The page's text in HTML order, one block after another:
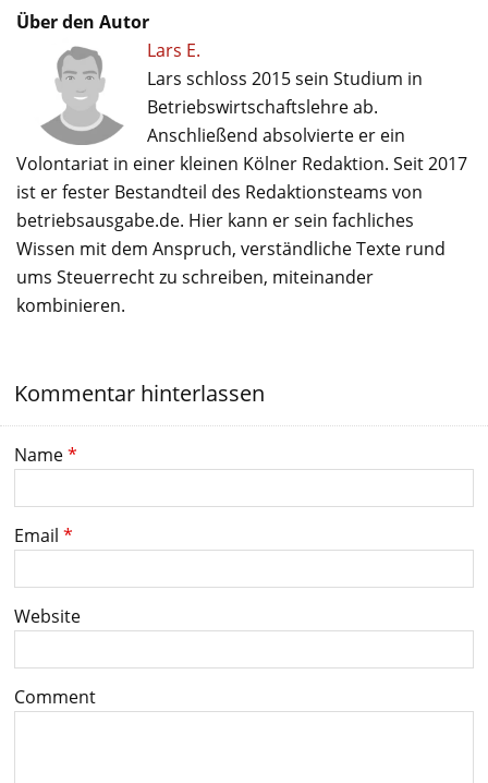
Über den Autor
Lars E.
Lars schloss 2015 sein Studium in
Betriebswirtschaftslehre ab.
Anschließend absolvierte er ein
Volontariat in einer kleinen Kölner Redaktion. Seit 2017
ist er fester Bestandteil des Redaktionsteams von
betriebsausgabe.de. Hier kann er sein fachliches
Wissen mit dem Anspruch, verständliche Texte rund
ums Steuerrecht zu schreiben, miteinander
kombinieren.
Kommentar hinterlassen
Name*
Email *
Website
Comment